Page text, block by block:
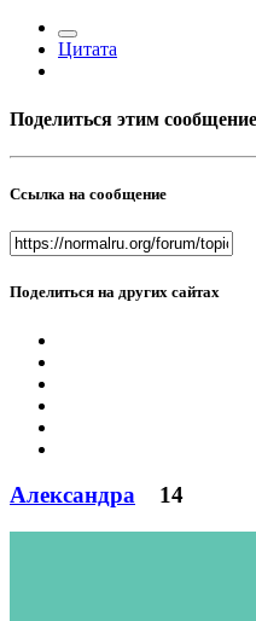
Цитата
Поделиться этим
Ссылка на сообщение
Поделиться на других сайтах
Александра 14